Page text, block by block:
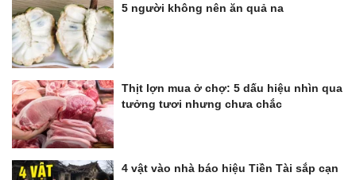
5 người không nên ăn quả na
Thịt lợn mua ở chợ: 5 dấu hiệu nhìn qua
tưởng tươi nhưng chưa chắc
4 vật vào nhà báo hiệu Tiền Tài sắp cạn